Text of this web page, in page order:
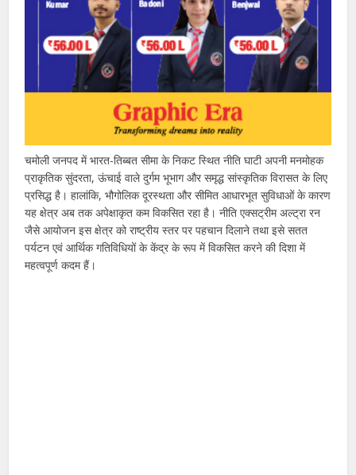
चमोली जनपद में भारत-तिब्बत सीमा के निकट स्थित नीति घाटी अपनी मनमोहक
प्राकृतिक सुंदरता, ऊंचाई वाले दुर्गम भूभाग और समृद्ध सांस्कृतिक विरासत के लिए
प्रसिद्ध है। हालांकि, भौगोलिक दूरस्थता और सीमित आधारभूत सुविधाओं के कारण
यह क्षेत्र अब तक अपेक्षाकृत कम विकसित रहा है। नीति एक्सट्रीम अल्ट्रा रन
जैसे आयोजन इस क्षेत्र को राष्ट्रीय स्तर पर पहचान दिलाने तथा इसे सतत
पर्यटन एवं आर्थिक गतिविधियों के केंद्र के रूप में विकसित करने की दिशा में
महत्वपूर्ण कदम हैं।